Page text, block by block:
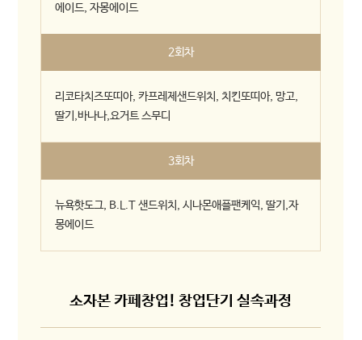
에이드, 자몽에이드
2회차
리코타치즈또띠아, 카프레제샌드위치, 치킨또띠아, 망고,
딸기,바나나,요거트 스무디
3회차
뉴욕핫도그, B.L.T 샌드위치, 시나몬애플팬케익, 딸기,자
몽에이드
소자본 카페창업! 창업단기 실속과정